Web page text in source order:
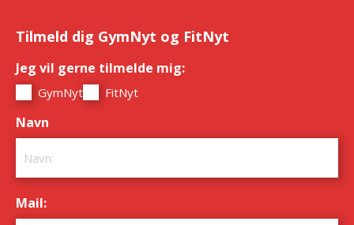
Tilmeld dig GymNyt og FitNyt
Jeg vil gerne tilmelde mig:
GymNyt FitNyt
Navn
Mail: